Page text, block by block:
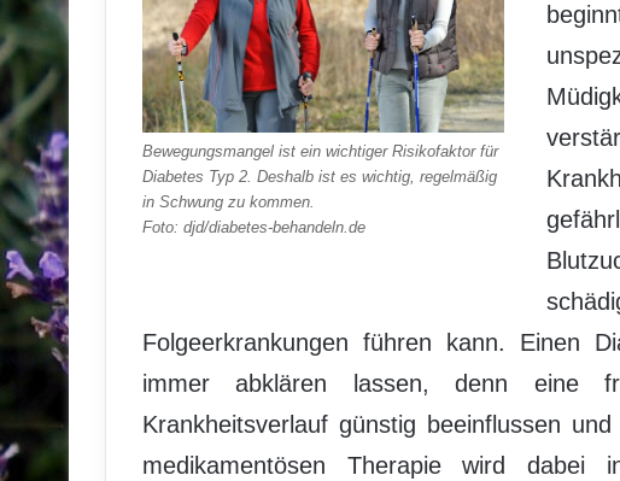
Bewegungsmangel ist ein wichtiger Risikofaktor für
Diabetes Typ 2. Deshalb ist es wichtig, regelmäßig
in Schwung zu kommen.
Foto: djd/diabetes-behandeln.de
Folgeerkrankungen führen kann. Einen
immer abklären lassen, denn eine
Krankheitsverlauf günstig beeinflussen
medikamentösen Therapie wird dabei